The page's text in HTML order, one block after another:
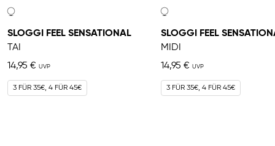
SLOGGI FEEL SENSATIONAL
TAI
14,95 €
3 FÜR 35€, 4 FÜR 45€
SLOGGI FEEL
MIDI
14,95 €
3 FÜR 35€, 4 FÜR 45€